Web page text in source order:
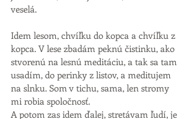
veselá.
Idem lesom, chvíľku do kopca a chvíľku z
kopca. V lese zbadám peknú čistinku, ako
stvorenú na lesnú meditáciu, a tak sa tam
usadím, do perinky z listov, a meditujem
na slnku. Som v tichu, sama, len stromy
mi robia spoločnosť.
A potom zas idem ďalej, stretávam ľudí, je